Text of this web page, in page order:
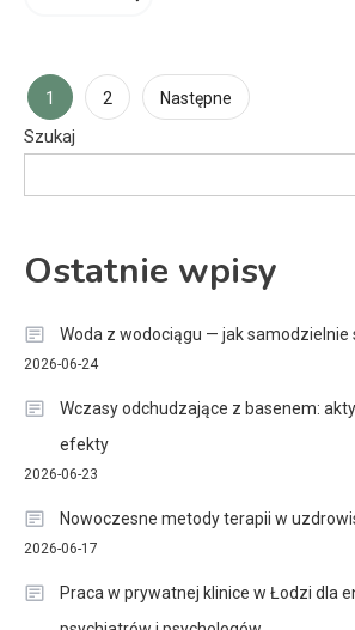
Stronicowanie
wpisów
1 2 Następne
Szukaj
Ostatnie wpisy
Woda z wodociągu — jak samodzielnie
2026-06-24
Wczasy odchudzające z basenem:
efekty
2026-06-23
Nowoczesne metody terapii w
2026-06-17
Praca w prywatnej klinice w Łodzi dla